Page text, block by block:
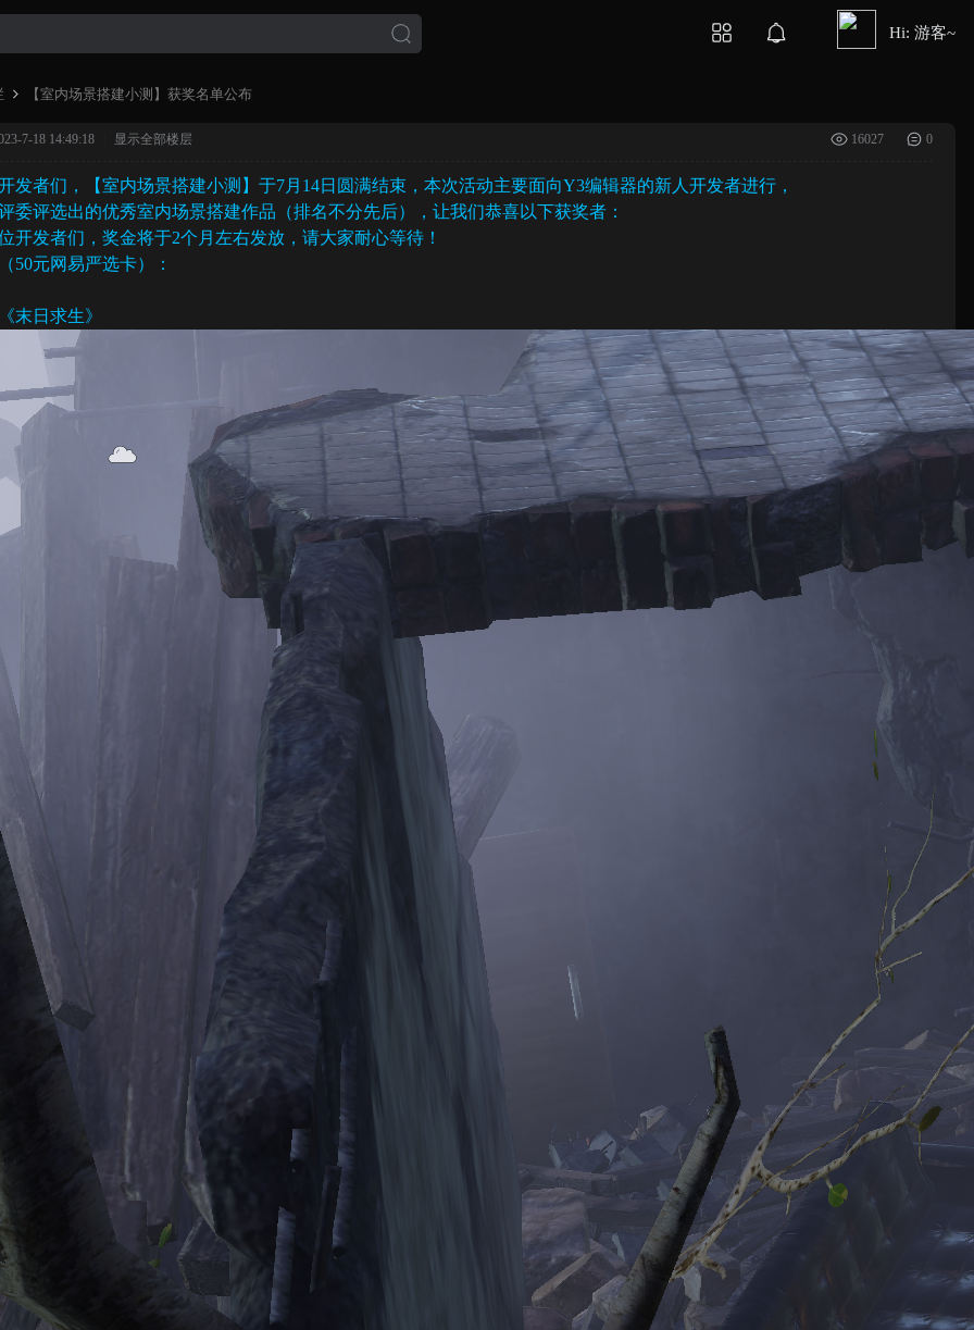
Hi: 游客~
›
【室内场景搭建小测】获奖名单公布
7-18 14:49:18 显示全部楼层 16027 0
发者们，【室内场景搭建小测】于7月14日圆满结束，本次活动主要面向Y3编辑器的新人开发者进行，
委评选出的优秀室内场景搭建作品（排名不分先后），让我们恭喜以下获奖者：
开发者们，奖金将于2个月左右发放，请大家耐心等待！
50元网易严选卡）：
末日求生》